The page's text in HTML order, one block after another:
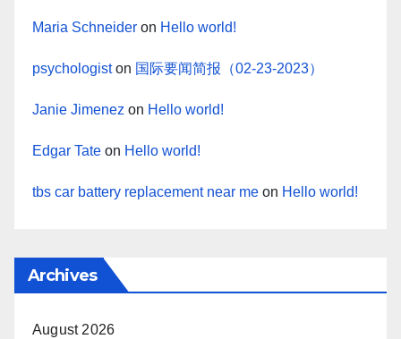
Maria Schneider on Hello world!
psychologiston 国际要闻简报（02-23-2023）
Janie Jimenez on Hello world!
Edgar Tate on Hello world!
tbs car battery replacement near me on Hello world!
Archives
August 2026